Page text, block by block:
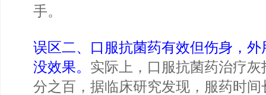
手。
误区二、口服抗菌药有效但伤身，
没效果。 实际上，口服抗菌药治疗
分之百，据临床研究发现，服药时